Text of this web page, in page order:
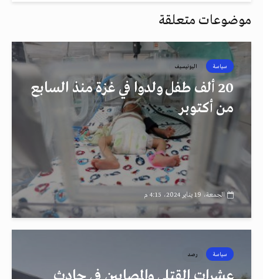
موضوعات متعلقة
سياسة اليونيسيف
20 ألف طفل ولدوا في غزة منذ السابع
من أكتوبر
الجمعة، 19 يناير 2024، 4:15 م
سياسة رصد